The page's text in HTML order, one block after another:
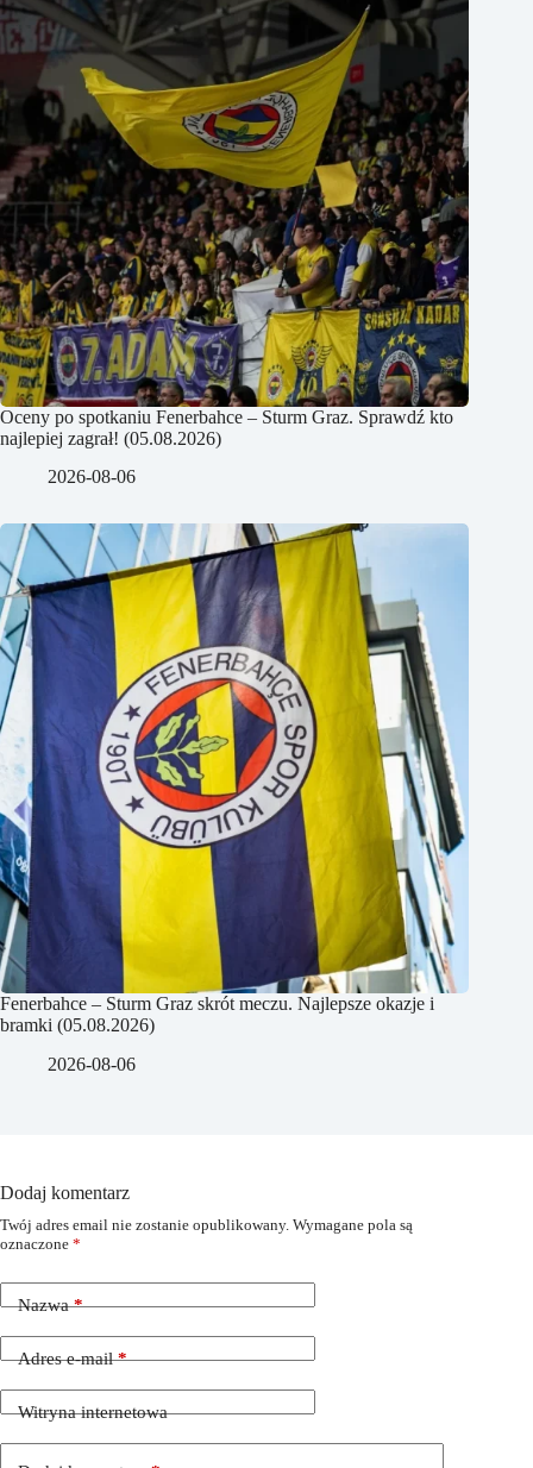
Oceny po spotkaniu Fenerbahce – Sturm Graz. Sprawdź kto
najlepiej zagrał! (05.08.2026)
2026-08-06
Fenerbahce – Sturm Graz skrót meczu. Najlepsze okazje i
bramki (05.08.2026)
2026-08-06
Dodaj komentarz
Twój adres email nie zostanie opublikowany. Wymagane pola są
oznaczone *
Nazwa*
Adres e-mail*
Witryna internetowa